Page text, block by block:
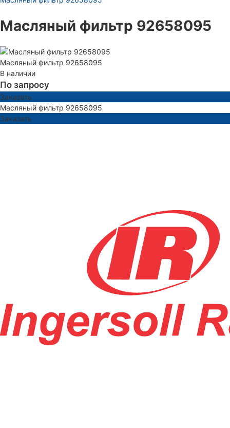
Масляный фильтр 92658095
Масляный фильтр 92658095
В наличии
По запросу
Заказать
Масляный фильтр 92658095
Заказать